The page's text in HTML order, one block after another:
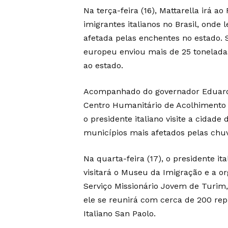
Na terça-feira (16), Mattarella irá
imigrantes italianos no Brasil, onde
afetada pelas enchentes no estado.
europeu enviou mais de 25
ao estado.
Acompanhado do governador
Centro Humanitário de Acolhimento
o presidente italiano visite a cidade
municípios mais afetados pelas
Na quarta-feira (17), o presidente
visitará o Museu da Imigração e a
Serviço Missionário Jovem de
ele se reunirá com cerca de 200
Italiano San Paolo.